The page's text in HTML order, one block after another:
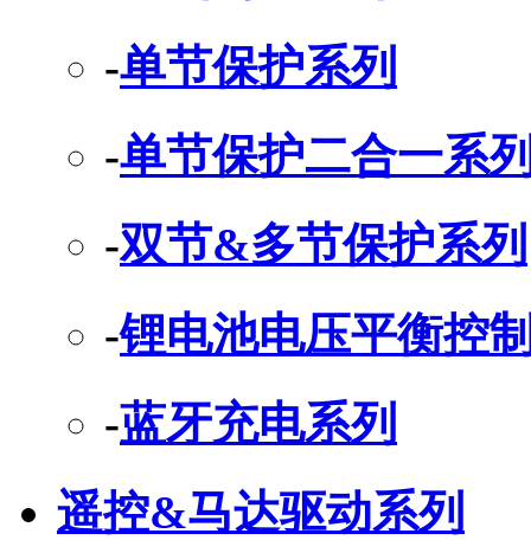
-单节保护系列
-单节保护二合一系
-双节&多节保护系列
-锂电池电压平衡控
-蓝牙充电系列
遥控&马达驱动系列